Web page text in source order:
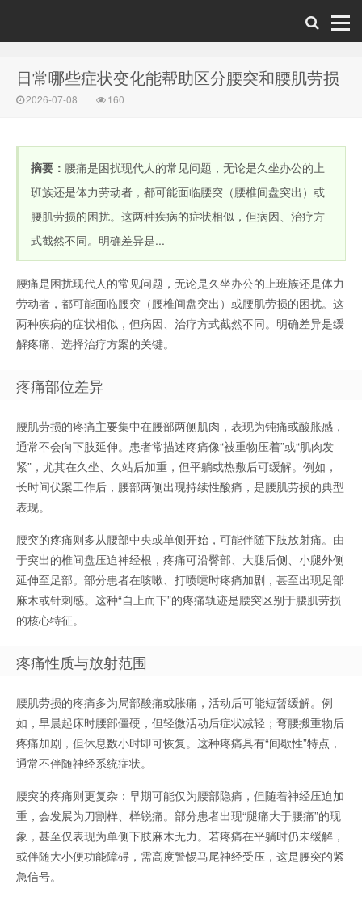
日常哪些症状变化能帮助区分腰突和腰肌劳损
2026-07-08 160
摘要： 腰痛是困扰现代人的常见问题，无论是久坐办公的上
班族还是体力劳动者，都可能面临腰突（腰椎间盘突出）或
腰肌劳损的困扰。这两种疾病的症状相似，但病因、治疗方
式截然不同。明确差异是...
腰痛是困扰现代人的常见问题，无论是久坐办公的上班族还是体力
劳动者，都可能面临腰突（腰椎间盘突出）或腰肌劳损的困扰。这
两种疾病的症状相似，但病因、治疗方式截然不同。明确差异是缓
解疼痛、选择治疗方案的关键。
疼痛部位差异
腰肌劳损的疼痛主要集中在腰部两侧肌肉，表现为钝痛或酸胀感，
通常不会向下肢延伸。患者常描述疼痛像“被重物压着”或“肌肉发
紧”，尤其在久坐、久站后加重，但平躺或热敷后可缓解。例如，
长时间伏案工作后，腰部两侧出现持续性酸痛，是腰肌劳损的典型
表现。
腰突的疼痛则多从腰部中央或单侧开始，可能伴随下肢放射痛。由
于突出的椎间盘压迫神经根，疼痛可沿臀部、大腿后侧、小腿外侧
延伸至足部。部分患者在咳嗽、打喷嚏时疼痛加剧，甚至出现足部
麻木或针刺感。这种“自上而下”的疼痛轨迹是腰突区别于腰肌劳损
的核心特征。
疼痛性质与放射范围
腰肌劳损的疼痛多为局部酸痛或胀痛，活动后可能短暂缓解。例
如，早晨起床时腰部僵硬，但轻微活动后症状减轻；弯腰搬重物后
疼痛加剧，但休息数小时即可恢复。这种疼痛具有“间歇性”特点，
通常不伴随神经系统症状。
腰突的疼痛则更复杂：早期可能仅为腰部隐痛，但随着神经压迫加
重，会发展为刀割样、样锐痛。部分患者出现“腿痛大于腰痛”的现
象，甚至仅表现为单侧下肢麻木无力。若疼痛在平躺时仍未缓解，
或伴随大小便功能障碍，需高度警惕马尾神经受压，这是腰突的紧
急信号。